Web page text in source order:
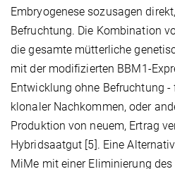
Embryogenese sozusagen
Befruchtung. Die Kombination
die gesamte mütterliche
mit der modifizierten BBM1-
Entwicklung ohne Befruchtung
klonaler Nachkommen, oder
Produktion von neuem, Ertrag
Hybridsaatgut [5]. Eine
MiMe mit einer Eliminierung